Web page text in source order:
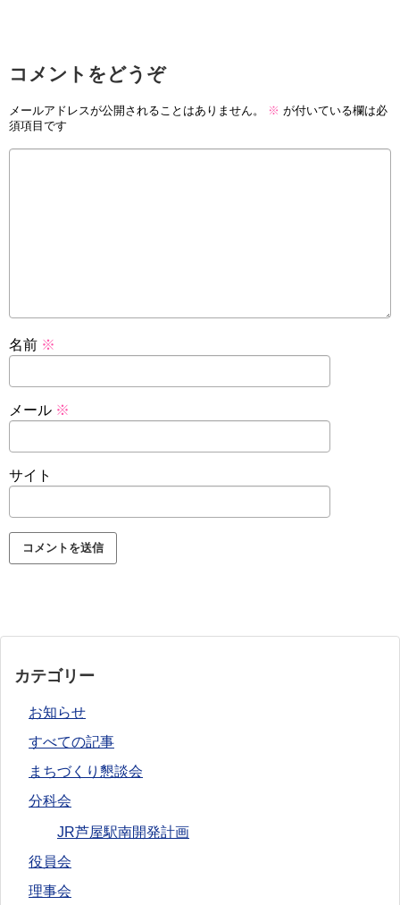
コメントをどうぞ
メールアドレスが公開されることはありません。 ※ が付いている欄は必
須項目です
名前 ※
メール ※
サイト
カテゴリー
お知らせ
すべての記事
まちづくり懇談会
分科会
JR芦屋駅南開発計画
役員会
理事会